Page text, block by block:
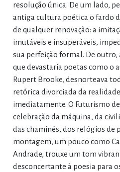
resolução única. De um lado,
antiga cultura poética o fardo
de qualquer renovação: a
imutáveis e insuperáveis,
sua perfeição formal. De
que devastaria poetas como o
Rupert Brooke, desnorteava
retórica divorciada da
imediatamente. O Futurismo
celebração da máquina, da
das chaminés, dos relógios de
montagem, um pouco como
Andrade, trouxe um tom
desconcertante à poesia para